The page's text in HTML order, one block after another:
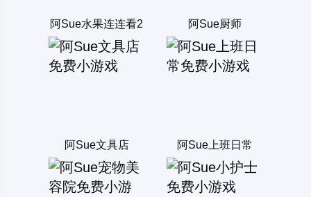
阿Sue水果连连看2 阿Sue厨师
阿Sue文具店 阿Sue上班日常